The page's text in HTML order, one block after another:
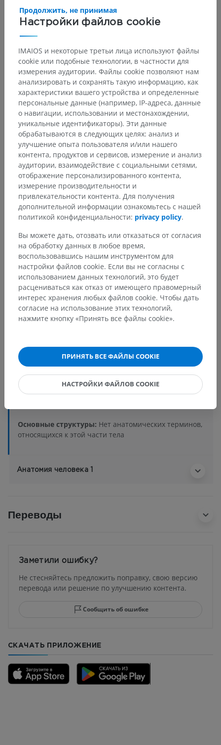
StatPearls [Internet]. Treasure Island (FL): StatPearls Publishing; 2025
Jan-. Available from:https://www.ncbi.nlm.nih.gov/books/NBK539784/
Галерея
Анатомическая иерархия
Человеческое тело >
Области верхней конечности>
Область предплечья>
Основные структуры: Нет анатомических терминов,
относящихся к этой части тела
Анатомия человека 1
Переводы
Заметили ошибку?
Не стесняйтесь предложить поправку, свою версию
перевода или решение по улучшению контента.
Сообщить об ошибке
СКАЧАТЬ ПРИЛОЖЕНИЕ
Настройки файлов cookie
Продолжить, не принимая
IMAIOS и некоторые третьи лица используют файлы
cookie или подобные технологии, в частности для
измерения аудитории. Файлы cookie позволяют нам
анализировать и сохранять такую информацию, как
характеристики вашего устройства и определенные
персональные данные (например, IP-адреса, данные
о навигации, использовании и местонахождении,
уникальные идентификаторы). Эти данные
обрабатываются в следующих целях: анализ и
улучшение опыта пользователя и/или нашего
контента, продуктов и сервисов, измерение и анализ
аудитории, взаимодействие с социальными сетями,
отображение персонализированного контента,
измерение производительности и
привлекательности контента. Для получения
дополнительной информации ознакомьтесь с нашей
политикой конфиденциальности: privacy policy.
Вы можете дать, отозвать или отказаться от согласия
на обработку данных в любое время,
воспользовавшись нашим инструментом для
настройки файлов cookie. Если вы не согласны с
использованием данных технологий, это будет
расцениваться как отказ от имеющего правомерный
интерес хранения любых файлов cookie. Чтобы дать
согласие на использование этих технологий,
нажмите кнопку «Принять все файлы cookie».
ПРИНЯТЬ ВСЕ ФАЙЛЫ COOKIE
НАСТРОЙКИ ФАЙЛОВ COOKIE